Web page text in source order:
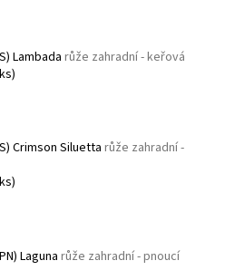
Lambada růže zahradní - keřová
Crimson Siluetta růže zahradní -
Laguna růže zahradní - pnoucí